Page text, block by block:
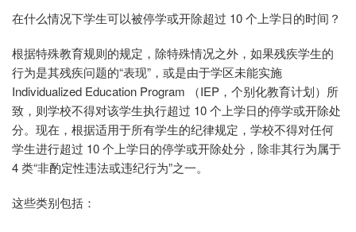
在什么情况下学生可以被停学或开除超过 10 个上学日的时间？
根据特殊教育规则的规定，除特殊情况之外，如果残疾学生的
行为是其残疾问题的“表现”，或是由于学区未能实施
Individualized Education Program （IEP，个别化教育计划）所
致，则学校不得对该学生执行超过 10 个上学日的停学或开除处
分。现在，根据适用于所有学生的纪律规定，学校不得对任何
学生进行超过 10 个上学日的停学或开除处分，除非其行为属于
4 类“非酌定性违法或违纪行为”之一。
这些类别包括：